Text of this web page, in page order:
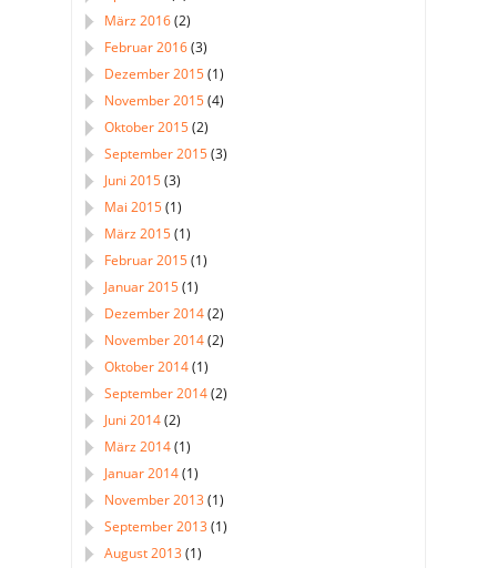
März 2016(2)
Februar 2016(3)
Dezember 2015(1)
November 2015(4)
Oktober 2015(2)
September 2015(3)
Juni 2015(3)
Mai 2015(1)
März 2015(1)
Februar 2015(1)
Januar 2015(1)
Dezember 2014(2)
November 2014(2)
Oktober 2014(1)
September 2014(2)
Juni 2014(2)
März 2014(1)
Januar 2014(1)
November 2013(1)
September 2013(1)
August 2013(1)